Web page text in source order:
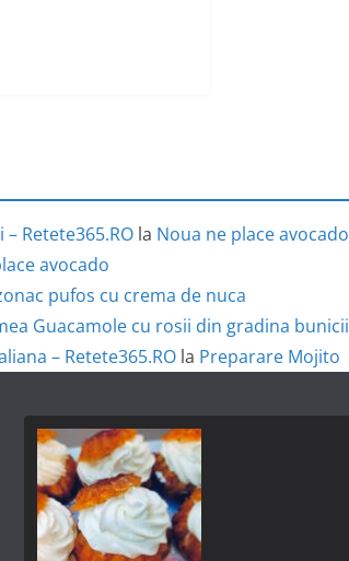
Retete365.RO la Noua ne place avocado
avocado
pufos cu crema de nuca
Guacamole cu rosii din gradina bunicii
– Retete365.RO la Preparare Mojito